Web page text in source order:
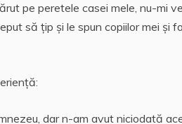
pe peretele casei mele, nu-mi
să țip și le spun copiilor mei și
dar n-am avut niciodată